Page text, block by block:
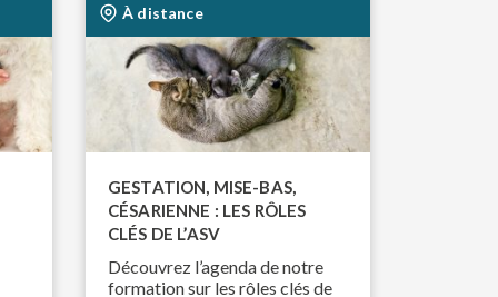
À distance
GESTATION, MISE-BAS,
CÉSARIENNE : LES RÔLES
CLÉS DE L’ASV
Découvrez l’agenda de notre
formation sur les rôles clés de